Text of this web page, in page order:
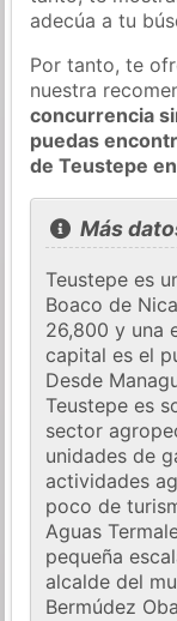
adecúa a tu
Por tanto, te
nuestra
concurrencia
puedas
de Teustepe
Más
Teustepe es
Boaco de
26,800 y una
capital es el
Desde
Teustepe es
sector
unidades de
actividades
poco de
Aguas
pequeña
alcalde del
Bermúdez